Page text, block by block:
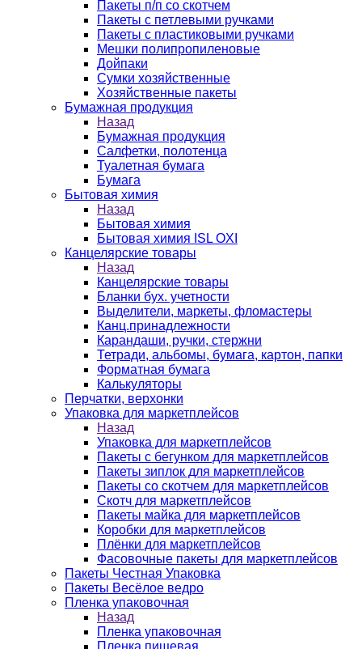
Пакеты п/п со скотчем
Пакеты с петлевыми ручками
Пакеты с пластиковыми ручками
Мешки полипропиленовые
Дойпаки
Сумки хозяйственные
Хозяйственные пакеты
Бумажная продукция
Назад
Бумажная продукция
Салфетки, полотенца
Туалетная бумага
Бумага
Бытовая химия
Назад
Бытовая химия
Бытовая химия ISL OXI
Канцелярские товары
Назад
Канцелярские товары
Бланки бух. учетности
Выделители, маркеты, фломастеры
Канц.принадлежности
Карандаши, ручки, стержни
Тетради, альбомы, бумага, картон, папки
Форматная бумага
Калькуляторы
Перчатки, верхонки
Упаковка для маркетплейсов
Назад
Упаковка для маркетплейсов
Пакеты с бегунком для маркетплейсов
Пакеты зиплок для маркетплейсов
Пакеты со скотчем для маркетплейсов
Скотч для маркетплейсов
Пакеты майка для маркетплейсов
Коробки для маркетплейсов
Плёнки для маркетплейсов
Фасовочные пакеты для маркетплейсов
Пакеты Честная Упаковка
Пакеты Весёлое ведро
Пленка упаковочная
Назад
Пленка упаковочная
Пленка пищевая